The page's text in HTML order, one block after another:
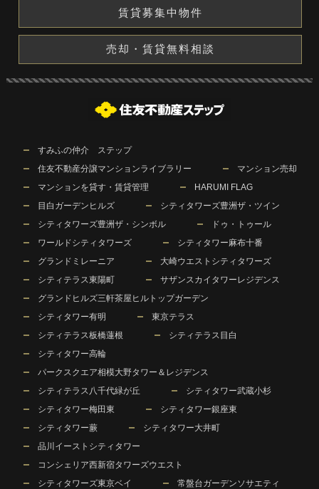
売却・賃貸無料相談
賃貸募集中物件
すみふの仲介 ステップ
住友不動産分譲マンションライブラリー
マンション売却
マンションを貸す・賃貸管理
HARUMI FLAG
目白ガーデンヒルズ
シティタワーズ豊洲ザ・ツイン
シティタワーズ豊洲ザ・シンボル
ドゥ・トゥール
ワールドシティタワーズ
シティタワー麻布十番
グランドミレーニア
大崎ウエストシティタワーズ
シティテラス東陽町
サザンスカイタワーレジデンス
グランドヒルズ三軒茶屋ヒルトップガーデン
シティタワー有明
東京テラス
シティテラス板橋蓮根
シティテラス目白
シティタワー高輪
パークスクエア相模大野タワー＆レジデンス
シティテラス八千代緑が丘
シティタワー武蔵小杉
シティタワー梅田東
シティタワー銀座東
シティタワー蕨
シティタワー大井町
品川イーストシティタワー
コンシェリア西新宿タワーズウエスト
シティタワーズ東京ベイ
常盤台ガーデンソサエティ